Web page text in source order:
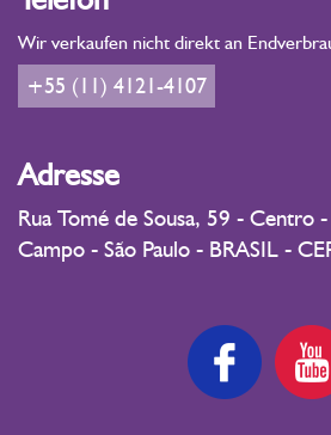
Wir verkaufen nicht direkt an
+55 (11) 4121-4107
Adresse
Rua Tomé de Sousa, 59 - Centro
Campo - São Paulo - BRASIL -